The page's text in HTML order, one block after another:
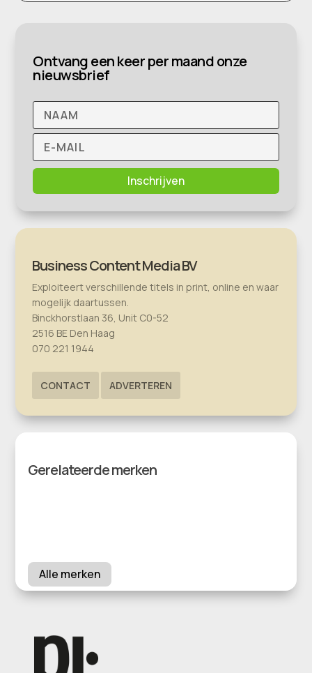
Ontvang een keer per maand onze
nieuwsbrief
Inschrijven
Business Content Media BV
Exploiteert verschillende titels in print, online en waar
mogelijk daartussen.
Binckhorstlaan 36, Unit C0-52
2516 BE Den Haag
070 221 1944
CONTACT ADVERTEREN
Gerelateerde merken
Alle merken